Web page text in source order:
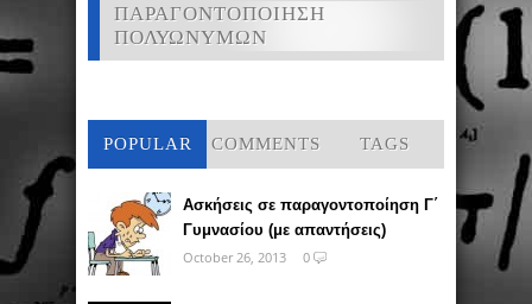
ΠΑΡΑΓΟΝΤΟΠΟΙΗΣΗ
ΠΟΛΥΩΝΥΜΩΝ
POPULAR COMMENTS TAGS
Ασκήσεις σε παραγοντοποίηση Γ΄
Γυμνασίου (με απαντήσεις)
October 26, 2013
0